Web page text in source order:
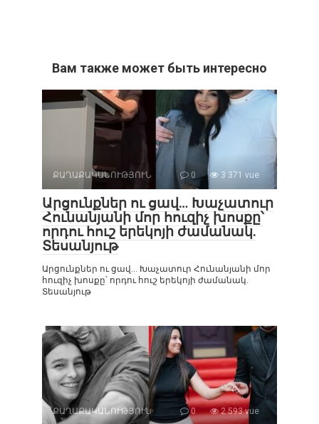
Вам также может быть интересно
ՔԱՂԱՔԱԿԱՆՈՒԹՅՈՒՆ 0 3 371 vue
Արցունքներ ու ցավ… Խաչատուր
Հունանյանի մոր հուզիչ խոսքը՝
որդու հուշ երեկոյի ժամանակ.
Տեսանյութ
Արցունքներ ու ցավ… Խաչատուր Հունանյանի մոր
հուզիչ խոսքը՝ որդու հուշ երեկոյի ժամանակ.
Տեսանյութ
ՔԱՂԱՔԱԿԱՆՈՒԹՅՈՒՆ 0 2 593 vue